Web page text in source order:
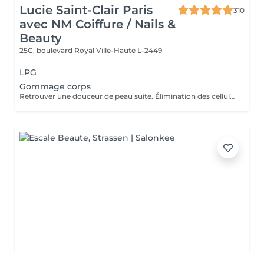
Lucie Saint-Clair Paris
avec NM Coiffure / Nails &
Beauty
310
25C, boulevard Royal Ville-Haute L-2449
LPG
Gommage corps
Retrouver une douceur de peau suite. Élimination des cellules mortes présentes à la surface de la peau stimulant ainsi le renouvellement cellulaire naturel.